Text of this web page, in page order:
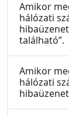
Amikor
hálózati
található”.
Amikor
hálózati